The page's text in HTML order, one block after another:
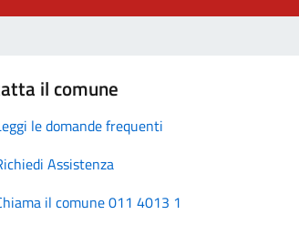
il comune
le domande frequenti
Assistenza
il comune 011 4013 1